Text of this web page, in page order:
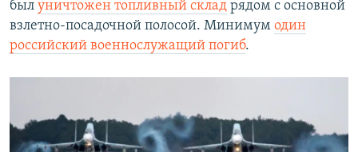
был уничтожен топливный склад рядом с основной
взлетно-посадочной полосой. Минимум один
российский военнослужащий погиб.